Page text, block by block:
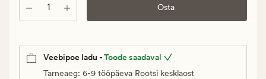
Kogus Osta
Veebipoe ladu -Toode saadaval
Tarneaeg: 6-9 tööpäeva Rootsi kesklaost